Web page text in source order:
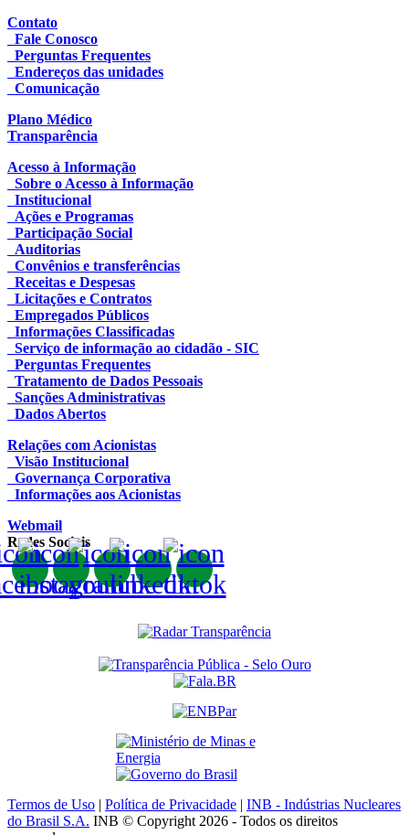
Contato
Fale Conosco
Perguntas Frequentes
Endereços das unidades
Comunicação
Plano Médico
Transparência
Acesso à Informação
Sobre o Acesso à Informação
Institucional
Ações e Programas
Participação Social
Auditorias
Convênios e transferências
Receitas e Despesas
Licitações e Contratos
Empregados Públicos
Informações Classificadas
Serviço de informação ao cidadão - SIC
Perguntas Frequentes
Tratamento de Dados Pessoais
Sanções Administrativas
Dados Abertos
Relações com Acionistas
Visão Institucional
Governança Corporativa
Informações aos Acionistas
Webmail
Redes Sociais
Termos de Uso | Política de Privacidade | INB - Indústrias Nucleares
do Brasil S.A. INB © Copyright 2026 - Todos os direitos